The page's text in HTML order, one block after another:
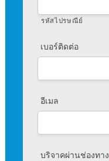
รหัสไปรษณีย์
เบอร์ติดต่อ
อีเมล
บริจาคผ่านช่องทาง